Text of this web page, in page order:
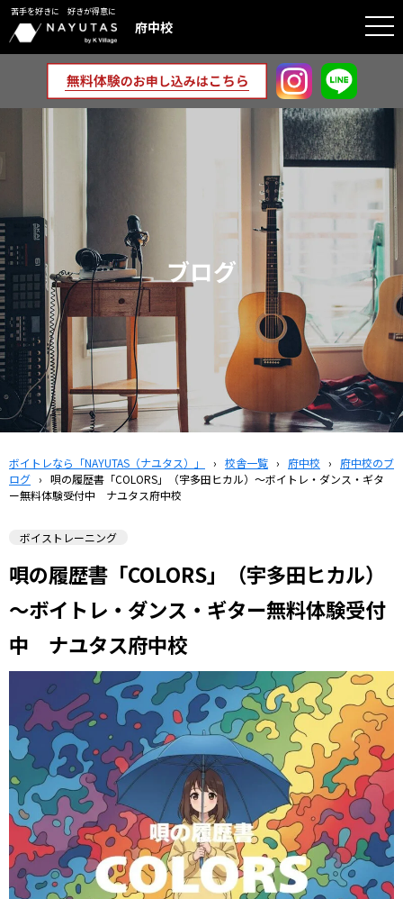
苦手を好きに 好きが得意に
府中校
ブログ
ボイトレなら「NAYUTAS（ナユタス）」 › 校舎一覧 › 府中校 ›
府中校のブ
ログ › 唄の履歴書「COLORS」（宇多田ヒカル）～ボイトレ・ダンス・ギタ
ー無料体験受付中 ナユタス府中校
ボイストレーニング
唄の履歴書「COLORS」（宇多田ヒカル）
～ボイトレ・ダンス・ギター無料体験受付
中 ナユタス府中校